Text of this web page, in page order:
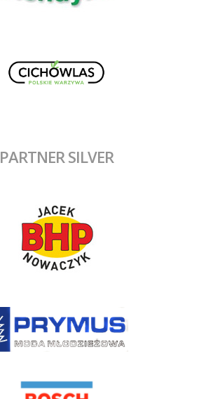
PARTNER SILVER